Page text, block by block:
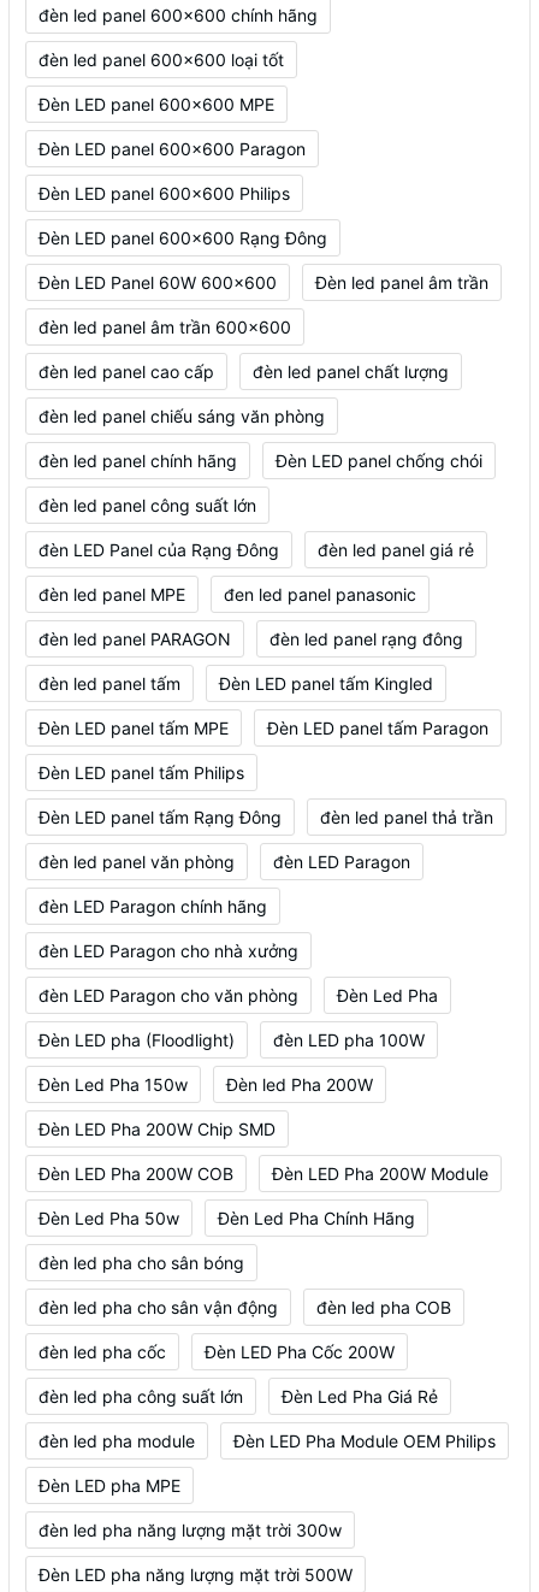
đèn led panel 600x600 chính hãng
đèn led panel 600x600 loại tốt
Đèn LED panel 600x600 MPE
Đèn LED panel 600x600 Paragon
Đèn LED panel 600x600 Philips
Đèn LED panel 600x600 Rạng Đông
Đèn LED Panel 60W 600x600 Đèn led panel âm trần
đèn led panel âm trần 600x600
đèn led panel cao cấp đèn led panel chất lượng
đèn led panel chiếu sáng văn phòng
đèn led panel chính hãng Đèn LED panel chống chói
đèn led panel công suất lớn
đèn LED Panel của Rạng Đông đèn led panel giá rẻ
đèn led panel MPE đen led panel panasonic
đèn led panel PARAGON đèn led panel rạng đông
đèn led panel tấm Đèn LED panel tấm Kingled
Đèn LED panel tấm MPE Đèn LED panel tấm Paragon
Đèn LED panel tấm Philips
Đèn LED panel tấm Rạng Đông đèn led panel thả trần
đèn led panel văn phòng đèn LED Paragon
đèn LED Paragon chính hãng
đèn LED Paragon cho nhà xưởng
đèn LED Paragon cho văn phòng Đèn Led Pha
Đèn LED pha (Floodlight) đèn LED pha 100W
Đèn Led Pha 150w Đèn led Pha 200W
Đèn LED Pha 200W Chip SMD
Đèn LED Pha 200W COB Đèn LED Pha 200W Module
Đèn Led Pha 50w Đèn Led Pha Chính Hãng
đèn led pha cho sân bóng
đèn led pha cho sân vận động đèn led pha COB
đèn led pha cốc Đèn LED Pha Cốc 200W
đèn led pha công suất lớn Đèn Led Pha Giá Rẻ
đèn led pha module Đèn LED Pha Module OEM Philips
Đèn LED pha MPE
đèn led pha năng lượng mặt trời 300w
Đèn LED pha năng lượng mặt trời 500W